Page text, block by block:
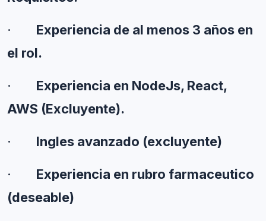
· Experiencia de al menos 3 años en
el rol.
· Experiencia en NodeJs, React,
AWS (Excluyente).
· Ingles avanzado (excluyente)
· Experiencia en rubro farmaceutico
(deseable)